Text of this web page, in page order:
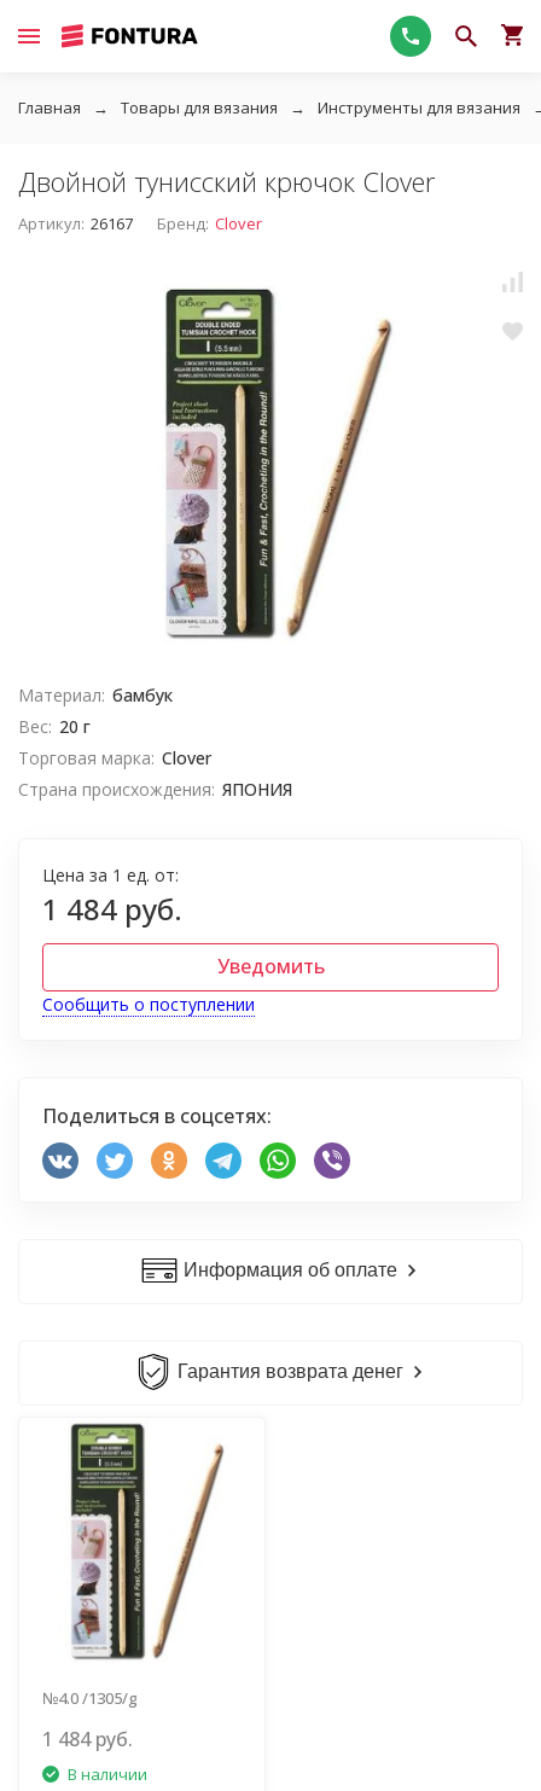
Главная Товары для вязания Инструменты для вязания
Двойной тунисский крючок Clover
Артикул: 26167 Бренд: Clover
Материал: бамбук
Вес: 20 г
Торговая марка: Clover
Страна происхождения: ЯПОНИЯ
Цена за 1 ед. от:
1 484 руб.
Уведомить
Сообщить о поступлении
Поделиться в соцсетях:
Информация об оплате
Гарантия возврата денег
№4.0 /1305/g
1 484 руб.
В наличии